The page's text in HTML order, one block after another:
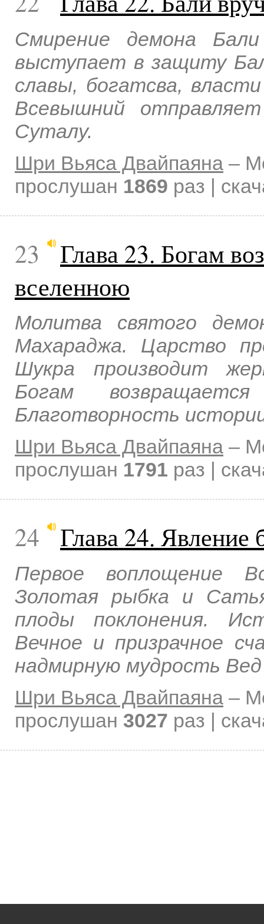
Смирение демона
выступает в защиту
славы, богатсва,
Всевышний
Суталу.
Шри Вьяса Двайпаяна –
прослушан 1869 раз |
23
Глава 23. Богам
вселенною
Молитва святого
Махараджа. Царство
Шукра производит
Богам
Благотворность
Шри Вьяса Двайпаяна –
прослушан 1791 раз |
24 Глава 24.
Первое воплощение
Золотая рыбка и
плоды поклонения.
Вечное и призрачное
надмирную мудрость
Шри Вьяса Двайпаяна –
прослушан 3027 раз |